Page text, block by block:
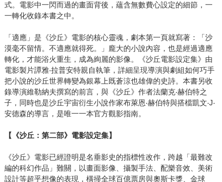
式。電影中一閃而過的畫面背後，蘊含無數費心設定的細節，一
一轉化收錄本書之中。
「適應」是《沙丘》電影的核心靈魂，劇本第一頁就寫著：「沙
漠毫不留情。不適應就得死。」龐大的小說內容，也是經過適應
轉化，才能浴火重生，成為絢麗的影像。《沙丘電影設定集》由
電影製片譚雅‧拉普安特親自執筆，詳細呈現導演與劇組如何巧手
把小說的沙丘世界轉變為銀幕上既蒼涼也雄偉的史詩。本書另收
錄導演維勒納夫撰寫的前言，與《沙丘》作者法蘭克‧赫伯特之
子，同時也是沙丘宇宙衍生小說作家布萊恩‧赫伯特與搭檔凱文‧J‧
安德森的導言，是唯一一本官方觀影指南。
【《沙丘：第二部》電影設定集】
《沙丘》電影已經證明是名垂影史的指標性改作，跨越「最難改
編的科幻作品」難關，以畫面影像、攝製手法、配樂音效、美術
設計等超乎想像的表現，橫掃全球百億票房與奧斯卡獎、金球